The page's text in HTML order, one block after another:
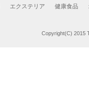
エクステリア 健康食品
Copyright(C) 2015